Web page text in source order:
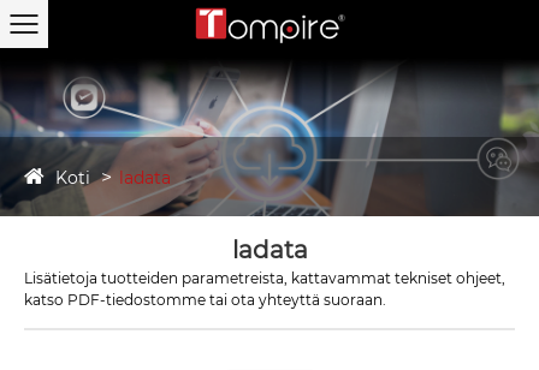
Koti ladata
ladata
Lisätietoja tuotteiden parametreista, kattavammat tekniset ohjeet,
katso PDF-tiedostomme tai ota yhteyttä suoraan.